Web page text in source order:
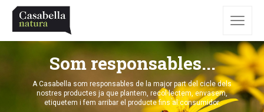
Som responsables...
A Casabella som responsables de la major part del cicle dels
nostres productes ja que plantem, recol·lectem, envasem,
etiquetem i fem arribar el producte fins al consumidor.